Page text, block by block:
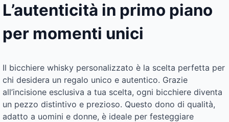
L’autenticità in primo piano
per momenti unici
Il bicchiere whisky personalizzato è la scelta perfetta per
chi desidera un regalo unico e autentico. Grazie
all’incisione esclusiva a tua scelta, ogni bicchiere diventa
un pezzo distintivo e prezioso. Questo dono di qualità,
adatto a uomini e donne, è ideale per festeggiare